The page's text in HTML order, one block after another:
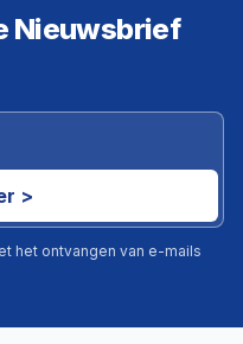
Nieuwsbrief
>
het ontvangen van e-mails